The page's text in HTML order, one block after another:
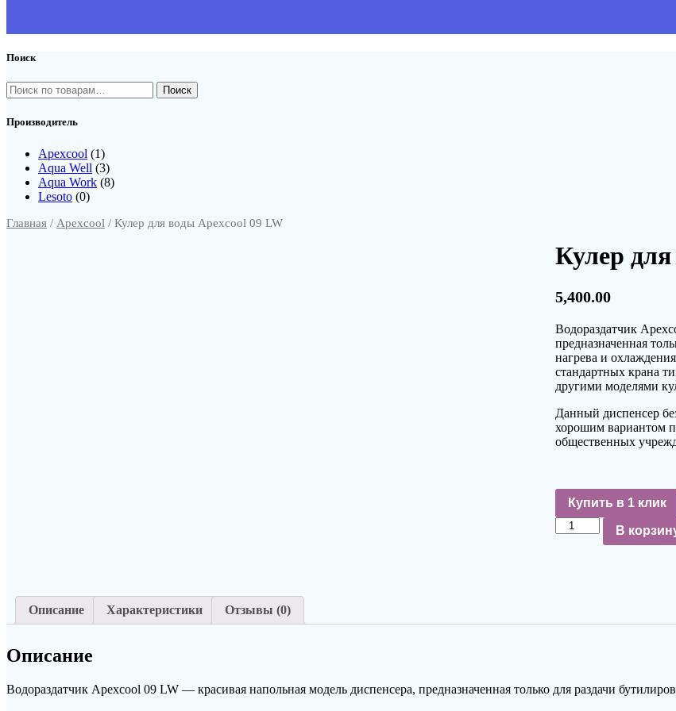
Поиск
Искать:
Производитель
Apexcool (1)
Aqua Well (3)
Aqua Work (8)
Lesoto (0)
Главная / Apexcool / Кулер для воды Apexcool 09 LW
Кулер
5,400.00
Водораздатчик
предназначенная
нагрева и
стандартных крана
другими моделями
Данный диспенсер
хорошим вариантом
общественных
Купить в 1 клик
Количество
В
Описание Характеристики Отзывы (0)
Описание
Водораздатчик Apexcool 09 LW — красивая напольная модель диспенсера, предназначенная только для раздачи